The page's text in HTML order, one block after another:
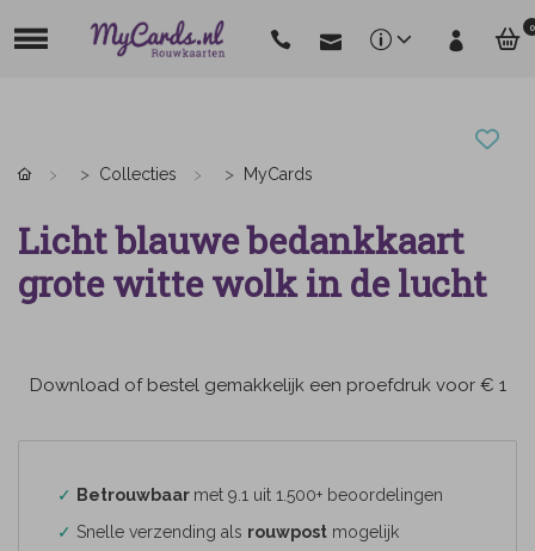
0
Collecties MyCards
Licht blauwe bedankkaart
grote witte wolk in de lucht
Download of bestel gemakkelijk een proefdruk voor € 1
✓ Betrouwbaar met 9.1 uit 1.500+ beoordelingen
✓ Snelle verzending als rouwpost mogelijk